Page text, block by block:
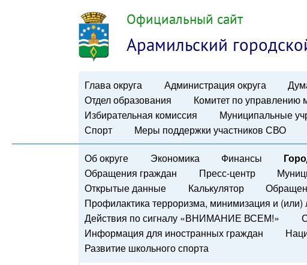
Официальный сайт
Арамильский
Глава округа Администрация округа
Отдел образования
Комитет по
Избирательная комиссия
Муниципальные
Спорт
Меры поддержки участников СВО
Об округе Экономика Финансы
Обращения граждан
Пресс-центр
Открытые данные
Калькулятор
Профилактика терроризма, минимизация и (или)
Действия по сигналу «ВНИМАНИЕ ВСЕМ!»
Информация для иностранных граждан
Развитие школьного спорта